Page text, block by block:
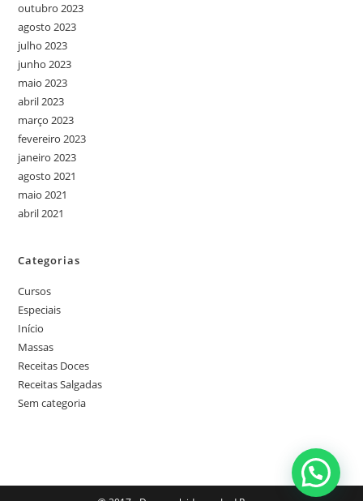
outubro 2023
agosto 2023
julho 2023
junho 2023
maio 2023
abril 2023
março 2023
fevereiro 2023
janeiro 2023
agosto 2021
maio 2021
abril 2021
Categorias
Cursos
Especiais
Início
Massas
Receitas Doces
Receitas Salgadas
Sem categoria